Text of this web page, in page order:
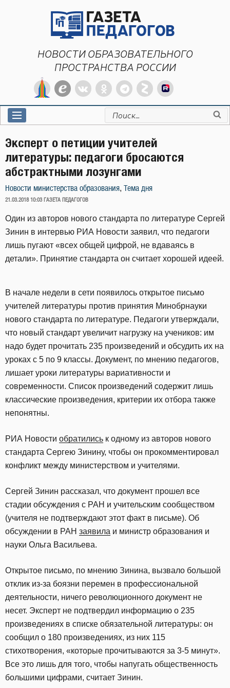
НОВОСТИ ОБРАЗОВАТЕЛЬНОГО
ПРОСТРАНСТВА РОССИИ
Искать:
Эксперт о петиции учителей
литературы: педагоги бросаются
абстрактными лозунгами
Новости министерства образования, Тема дня
ОПУБЛИКОВАНО
21.03.2018 10:03 ГАЗЕТА ПЕДАГОГОВ
Один из авторов нового стандарта по литературе Сергей
Зинин в интервью РИА Новости заявил, что педагоги
лишь пугают «всех общей цифрой, не вдаваясь в
детали». Принятие стандарта он считает хорошей идеей.
В начале недели в сети появилось открытое письмо
учителей литературы против принятия Минобрнауки
нового стандарта по литературе. Педагоги утверждали,
что новый стандарт увеличит нагрузку на учеников: им
надо будет прочитать 235 произведений и обсудить их на
уроках с 5 по 9 классы. Документ, по мнению педагогов,
лишает уроки литературы вариативности и
современности. Список произведений содержит лишь
классические произведения, критерии их отбора также
непонятны.
РИА Новости обратились к одному из авторов нового
стандарта Сергею Зинину, чтобы он прокомментировал
конфликт между министерством и учителями.
Сергей Зинин рассказал, что документ прошел все
стадии обсуждения с РАН и учительским сообществом
(учителя не подтверждают этот факт в письме). Об
обсуждении в РАН заявила и министр образования и
науки Ольга Васильева.
Открытое письмо, по мнению Зинина, вызвало большой
отклик из-за боязни перемен в профессиональной
деятельности, ничего революционного документ не
несет. Эксперт не подтвердил информацию о 235
произведениях в списке обязательной литературы: он
сообщил о 180 произведениях, из них 115
стихотворения, «которые прочитываются за 3-5 минут».
Все это лишь для того, чтобы напугать общественность
большими цифрами, считает Зинин.